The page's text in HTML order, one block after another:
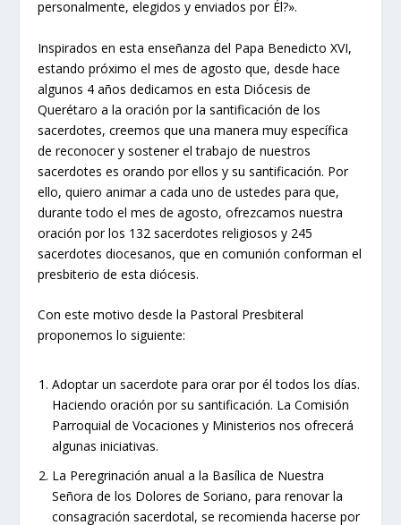
personalmente, elegidos y enviados por Él?».
Inspirados en esta enseñanza del Papa Benedicto XVI,
estando próximo el mes de agosto que, desde hace
algunos 4 años dedicamos en esta Diócesis de
Querétaro a la oración por la santificación de los
sacerdotes, creemos que una manera muy específica
de reconocer y sostener el trabajo de nuestros
sacerdotes es orando por ellos y su santificación. Por
ello, quiero animar a cada uno de ustedes para que,
durante todo el mes de agosto, ofrezcamos nuestra
oración por los 132 sacerdotes religiosos y 245
sacerdotes diocesanos, que en comunión conforman el
presbiterio de esta diócesis.
Con este motivo desde la Pastoral Presbiteral
proponemos lo siguiente:
Adoptar un sacerdote para orar por él todos los días.
Haciendo oración por su santificación. La Comisión
Parroquial de Vocaciones y Ministerios nos ofrecerá
algunas iniciativas.
La Peregrinación anual a la Basílica de Nuestra
Señora de los Dolores de Soriano, para renovar la
consagración sacerdotal, se recomienda hacerse por